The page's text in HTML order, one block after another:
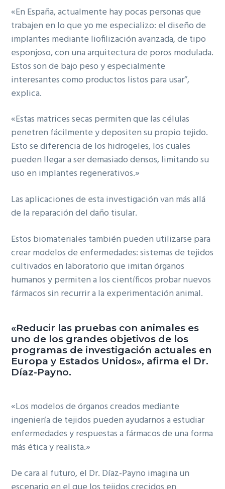
«En España, actualmente hay pocas personas que
trabajen en lo que yo me especializo: el diseño de
implantes mediante liofilización avanzada, de tipo
esponjoso, con una arquitectura de poros modulada.
Estos son de bajo peso y especialmente
interesantes como productos listos para usar”,
explica.
«Estas matrices secas permiten que las células
penetren fácilmente y depositen su propio tejido.
Esto se diferencia de los hidrogeles, los cuales
pueden llegar a ser demasiado densos, limitando su
uso en implantes regenerativos.»
Las aplicaciones de esta investigación van más allá
de la reparación del daño tisular.
Estos biomateriales también pueden utilizarse para
crear modelos de enfermedades: sistemas de tejidos
cultivados en laboratorio que imitan órganos
humanos y permiten a los científicos probar nuevos
fármacos sin recurrir a la experimentación animal.
«Reducir las pruebas con animales es
uno de los grandes objetivos de los
programas de investigación actuales en
Europa y Estados Unidos», afirma el Dr.
Díaz-Payno.
«Los modelos de órganos creados mediante
ingeniería de tejidos pueden ayudarnos a estudiar
enfermedades y respuestas a fármacos de una forma
más ética y realista.»
De cara al futuro, el Dr. Díaz-Payno imagina un